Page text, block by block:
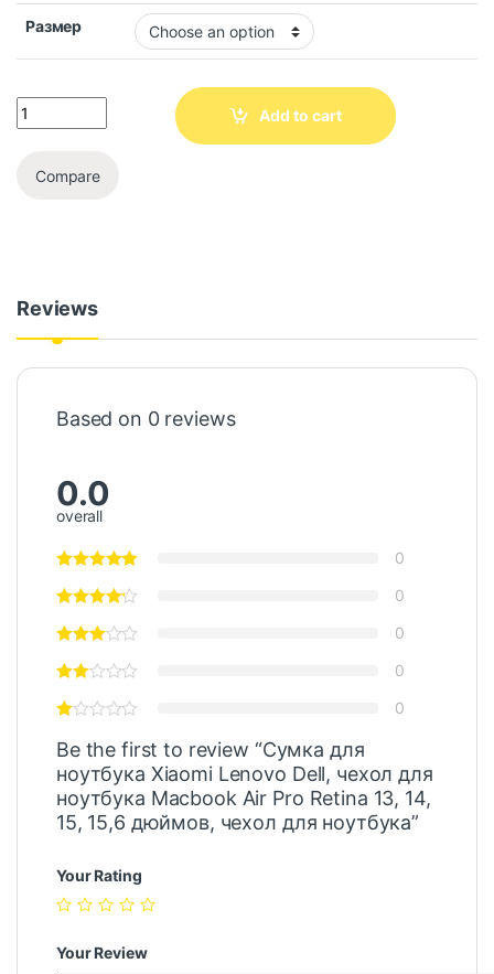
Размер
Add to cart
Compare
Reviews
Based on 0 reviews
0.0
overall
0
0
0
0
0
Be the first to review “Сумка для
ноутбука Xiaomi Lenovo Dell, чехол для
ноутбука Macbook Air Pro Retina 13, 14,
15, 15,6 дюймов, чехол для ноутбука”
Your Rating
Your Review